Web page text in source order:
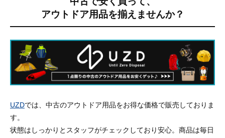
アウトドア用品を揃えませんか？
UZDでは、中古のアウトドア用品をお得な価格で販売しておりま
す。
状態はしっかりとスタッフがチェックしており安心。商品は毎日